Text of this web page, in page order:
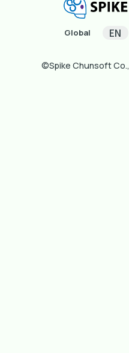
Global EN
©Spike Chunsoft